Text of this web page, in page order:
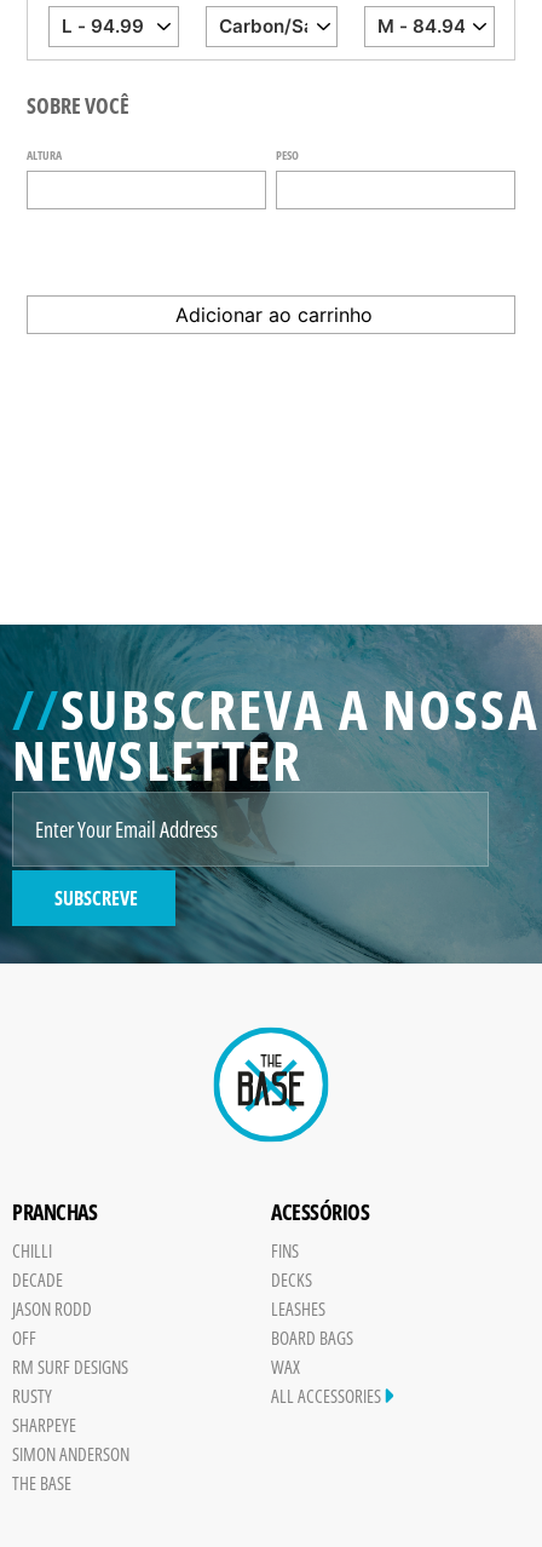
SOBRE VOCÊ
ALTURA PESO
GENERATED
GENERATED
GENERATED
IMAGE
Paint
//SUBSCREVA A NOSSA
NEWSLETTER
SUBSCREVE
PRANCHAS
CHILLI
DECADE
JASON RODD
OFF
RM SURF DESIGNS
RUSTY
SHARPEYE
SIMON ANDERSON
THE BASE
ACESSÓRIOS
FINS
DECKS
LEASHES
BOARD BAGS
WAX
ALL ACCESSORIES